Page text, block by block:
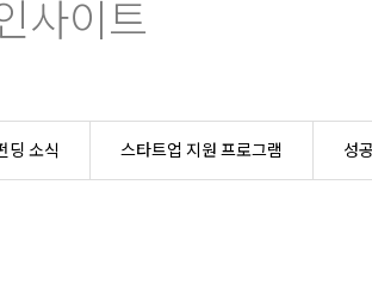
사이트
딩 소식 스타트업 지원 프로그램 성